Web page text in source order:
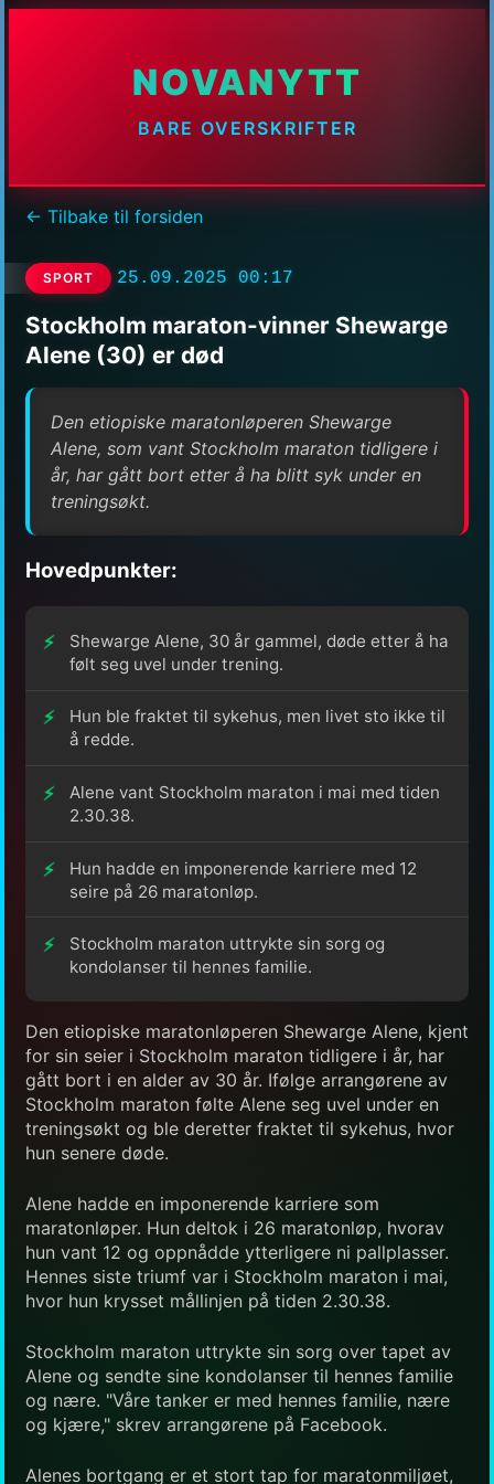
NOVANYTT
BARE OVERSKRIFTER
← Tilbake til forsiden
SPORT 25.09.2025 00:17
Stockholm maraton-vinner Shewarge
Alene (30) er død
Den etiopiske maratonløperen Shewarge
Alene, som vant Stockholm maraton tidligere i
år, har gått bort etter å ha blitt syk under en
treningsøkt.
Hovedpunkter:
Shewarge Alene, 30 år gammel, døde etter å ha
følt seg uvel under trening.
Hun ble fraktet til sykehus, men livet sto ikke til
å redde.
Alene vant Stockholm maraton i mai med tiden
2.30.38.
Hun hadde en imponerende karriere med 12
seire på 26 maratonløp.
Stockholm maraton uttrykte sin sorg og
kondolanser til hennes familie.
Den etiopiske maratonløperen Shewarge Alene, kjent
for sin seier i Stockholm maraton tidligere i år, har
gått bort i en alder av 30 år. Ifølge arrangørene av
Stockholm maraton følte Alene seg uvel under en
treningsøkt og ble deretter fraktet til sykehus, hvor
hun senere døde.
Alene hadde en imponerende karriere som
maratonløper. Hun deltok i 26 maratonløp, hvorav
hun vant 12 og oppnådde ytterligere ni pallplasser.
Hennes siste triumf var i Stockholm maraton i mai,
hvor hun krysset mållinjen på tiden 2.30.38.
Stockholm maraton uttrykte sin sorg over tapet av
Alene og sendte sine kondolanser til hennes familie
og nære. "Våre tanker er med hennes familie, nære
og kjære," skrev arrangørene på Facebook.
Alenes bortgang er et stort tap for maratonmiljøet,